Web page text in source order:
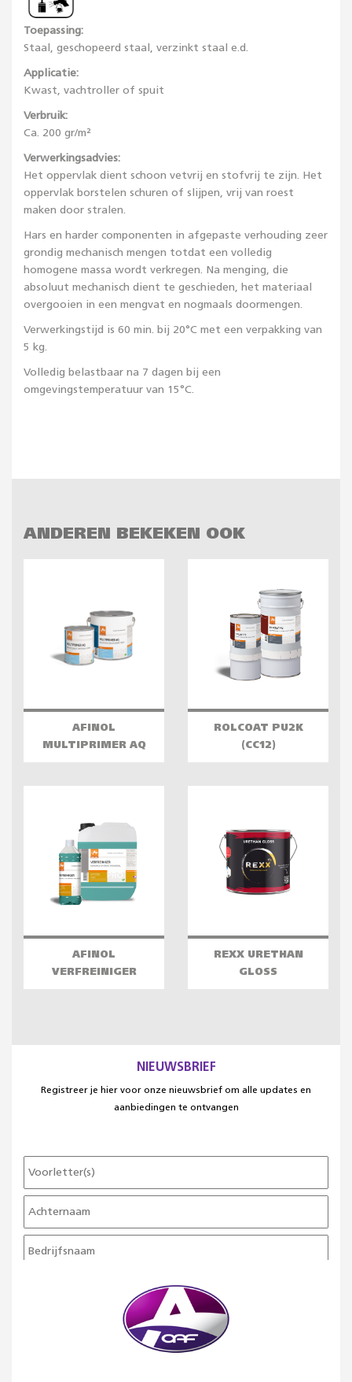
Toepassing:
Staal, geschopeerd staal, verzinkt staal e.d.
Applicatie:
Kwast, vachtroller of spuit
Verbruik:
Ca. 200 gr/m²
Verwerkingsadvies:
Het oppervlak dient schoon vetvrij en stofvrij te zijn. Het
oppervlak borstelen schuren of slijpen, vrij van roest
maken door stralen.
Hars en harder componenten in afgepaste verhouding zeer
grondig mechanisch mengen totdat een volledig
homogene massa wordt verkregen. Na menging, die
absoluut mechanisch dient te geschieden, het materiaal
overgooien in een mengvat en nogmaals doormengen.
Verwerkingstijd is 60 min. bij 20°C met een verpakking van
5 kg.
Volledig belastbaar na 7 dagen bij een
omgevingstemperatuur van 15°C.
ANDEREN BEKEKEN OOK
AFINOL
MULTIPRIMER AQ
ROLCOAT PU2K
(CC12)
AFINOL
VERFREINIGER
REXX URETHAN
GLOSS
NIEUWSBRIEF
Registreer je hier voor onze nieuwsbrief om alle updates en
aanbiedingen te ontvangen